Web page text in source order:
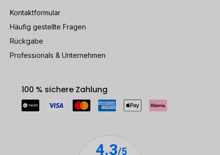
Kontaktformular
Häufig gestellte Fragen
Rückgabe
Professionals & Unternehmen
100 % sichere Zahlung